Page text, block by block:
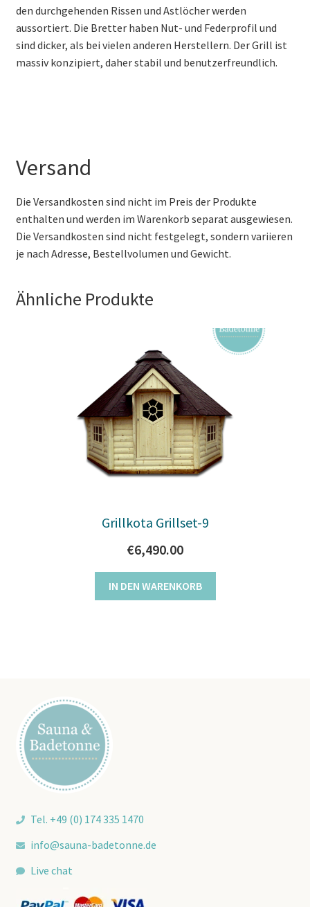
den durchgehenden Rissen und Astlöcher werden
aussortiert. Die Bretter haben Nut- und Federprofil und
sind dicker, als bei vielen anderen Herstellern. Der Grill ist
massiv konzipiert, daher stabil und benutzerfreundlich.
Versand
Die Versandkosten sind nicht im Preis der Produkte
enthalten und werden im Warenkorb separat ausgewiesen.
Die Versandkosten sind nicht festgelegt, sondern variieren
je nach Adresse, Bestellvolumen und Gewicht.
Ähnliche Produkte
Grillkota Grillset-9
€6,490.00
IN DEN WARENKORB
Tel. +49 (0) 174 335 1470
info@sauna-badetonne.de
Live chat